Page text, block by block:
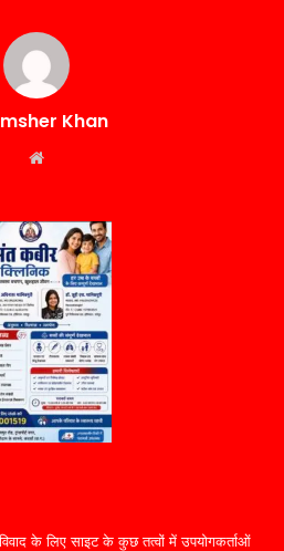
Khan
के लिए साइट के कुछ तत्वों में उपयोगकर्ताओं